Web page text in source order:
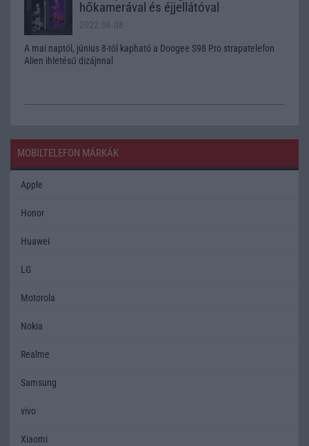
hőkamerával és éjjellátóval
2022.06.08
A mai naptól, június 8-tól kapható a Doogee S98 Pro strapatelefon
Alien ihletésű dizájnnal
MOBILTELEFON MÁRKÁK
Apple
Honor
Huawei
LG
Motorola
Nokia
Realme
Samsung
vivo
Xiaomi